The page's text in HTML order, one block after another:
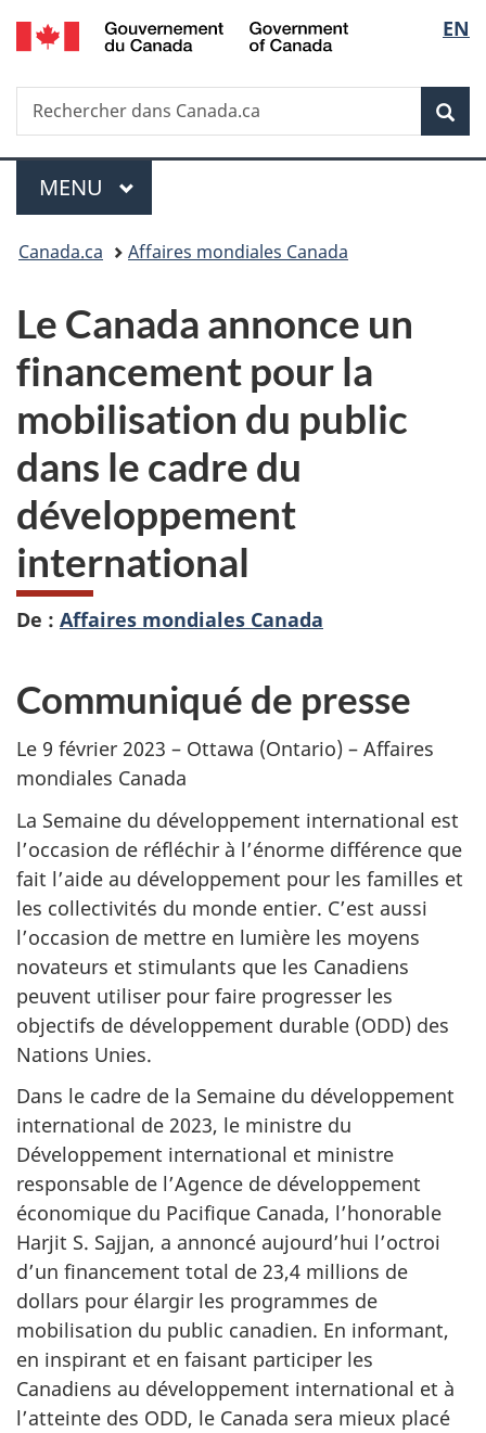
Passer
au
principal
Passer
à
Au
du
Passer
à
version
simplifiée
de
la
EN
Recherche
Rechercher
dans
Menu
MENU PRINCIPAL
Vous
ici :
Canada.ca Affaires mondiales Canada
Le Canada annonce un
financement pour la
mobilisation du public
dans le cadre du
développement
international
De : Affaires mondiales Canada
Communiqué de presse
Le 9 février 2023 – Ottawa (Ontario) – Affaires
mondiales Canada
La Semaine du développement international est
l’occasion de réfléchir à l’énorme différence que
fait l’aide au développement pour les familles et
les collectivités du monde entier. C’est aussi
l’occasion de mettre en lumière les moyens
novateurs et stimulants que les Canadiens
peuvent utiliser pour faire progresser les
objectifs de développement durable (ODD) des
Nations Unies.
Dans le cadre de la Semaine du développement
international de 2023, le ministre du
Développement international et ministre
responsable de l’Agence de développement
économique du Pacifique Canada, l’honorable
Harjit S. Sajjan, a annoncé aujourd’hui l’octroi
d’un financement total de 23,4 millions de
dollars pour élargir les programmes de
mobilisation du public canadien. En informant,
en inspirant et en faisant participer les
Canadiens au développement international et à
l’atteinte des ODD, le Canada sera mieux placé